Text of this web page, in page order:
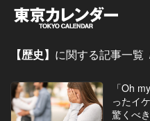
グル
【歴史】 に関する記事一覧
「Oh
ったイ
驚くべ